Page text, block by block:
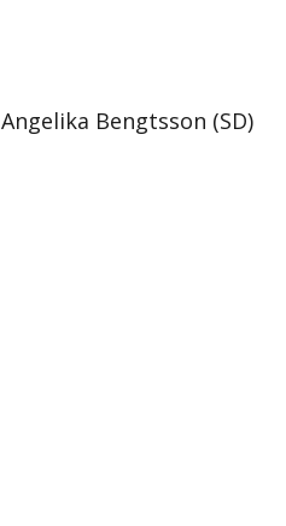
Angelika Bengtsson (SD)